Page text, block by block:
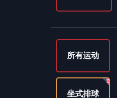
所有运动
坐式排球